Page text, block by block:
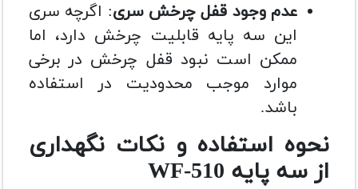
عدم وجود قفل چرخش سری: اگرچه سری
این سه پایه قابلیت چرخش دارد، اما
ممکن است نبود قفل چرخش در برخی
موارد موجب محدودیت در استفاده
باشد.
نحوه استفاده و نکات نگهداری
از سه پایه WF-510